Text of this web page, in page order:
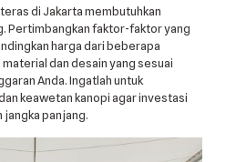
di Jakarta membutuhkan
Pertimbangkan faktor-faktor yang
harga dari beberapa
dan desain yang sesuai
Anda. Ingatlah untuk
keawetan kanopi agar investasi
jangka panjang.